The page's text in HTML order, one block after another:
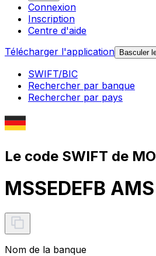
Connexion
Inscription
Centre d'aide
Télécharger l'application Basculer
SWIFT/BIC
Rechercher par banque
Rechercher par pays
Le code SWIFT de
MSSEDEFB AMS
Nom de la banque